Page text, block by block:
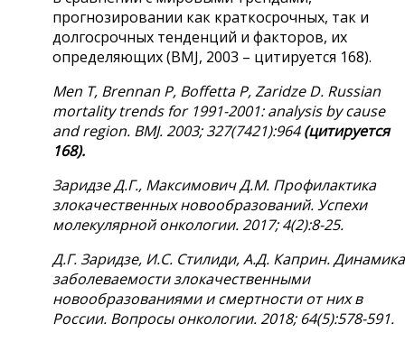
прогнозировании как краткосрочных, так и
долгосрочных тенденций и факторов, их
определяющих (BMJ, 2003 – цитируется 168).
Men T, Brennan P, Boffetta P, Zaridze D. Russian
mortality trends for 1991-2001: analysis by cause
and region. BMJ. 2003; 327(7421):964(цитируется
168).
Заридзе Д.Г., Максимович Д.М. Профилактика
злокачественных новообразований. Успехи
молекулярной онкологии. 2017; 4(2):8-25.
Д.Г. Заридзе, И.С. Стилиди, А.Д. Каприн. Динамика
заболеваемости злокачественными
новообразованиями и смертности от них в
России. Вопросы онкологии. 2018; 64(5):578-591.